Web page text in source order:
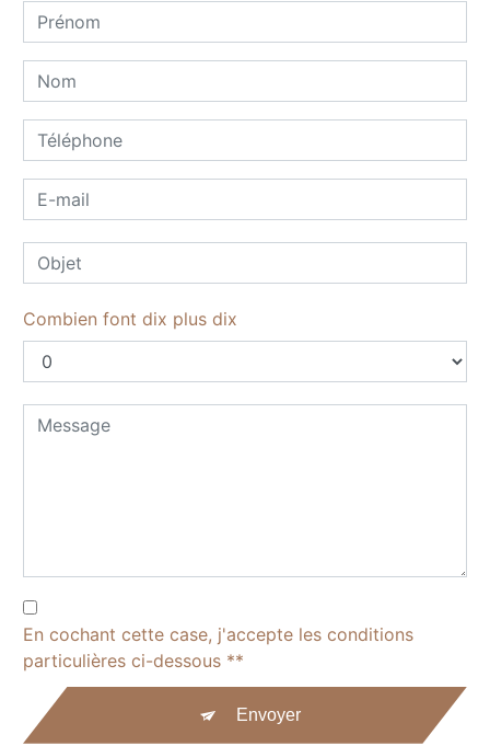
Combien font dix plus dix
En cochant cette case, j'accepte les conditions
particulières ci-dessous **
Envoyer